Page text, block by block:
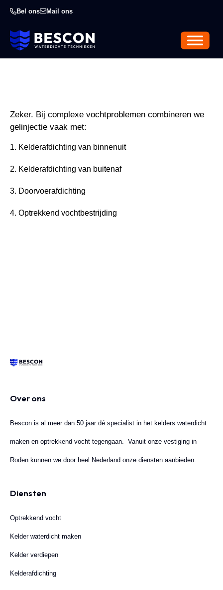
Bel ons Mail ons
Zeker. Bij complexe vochtproblemen combineren we
gelinjectie vaak met:
Kelderafdichting van binnenuit
Kelderafdichting van buitenaf
Doorvoerafdichting
Optrekkend vochtbestrijding
Over ons
Bescon is al meer dan 50 jaar dé specialist in het kelders waterdicht
maken en optrekkend vocht tegengaan. Vanuit onze vestiging in
Roden kunnen we door heel Nederland onze diensten aanbieden.
Diensten
Optrekkend vocht
Kelder waterdicht maken
Kelder verdiepen
Kelderafdichting